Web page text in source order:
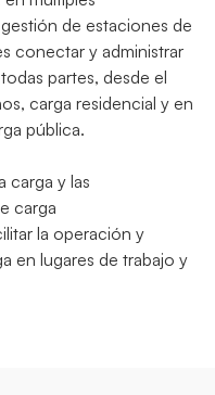
de estaciones de
conectar y administrar
partes, desde el
carga residencial y en
pública.
carga y las
carga
la operación y
en lugares de trabajo y